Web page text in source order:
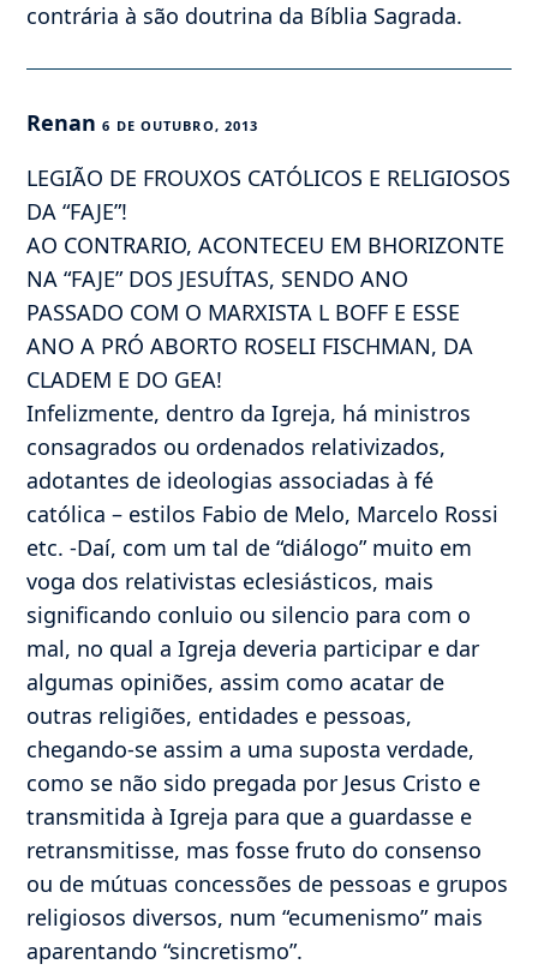
contrária à são doutrina da Bíblia Sagrada.
Renan6 DE OUTUBRO, 2013
LEGIÃO DE FROUXOS CATÓLICOS E RELIGIOSOS
DA “FAJE”!
AO CONTRARIO, ACONTECEU EM BHORIZONTE
NA “FAJE” DOS JESUÍTAS, SENDO ANO
PASSADO COM O MARXISTA L BOFF E ESSE
ANO A PRÓ ABORTO ROSELI FISCHMAN, DA
CLADEM E DO GEA!
Infelizmente, dentro da Igreja, há ministros
consagrados ou ordenados relativizados,
adotantes de ideologias associadas à fé
católica – estilos Fabio de Melo, Marcelo Rossi
etc. -Daí, com um tal de “diálogo” muito em
voga dos relativistas eclesiásticos, mais
significando conluio ou silencio para com o
mal, no qual a Igreja deveria participar e dar
algumas opiniões, assim como acatar de
outras religiões, entidades e pessoas,
chegando-se assim a uma suposta verdade,
como se não sido pregada por Jesus Cristo e
transmitida à Igreja para que a guardasse e
retransmitisse, mas fosse fruto do consenso
ou de mútuas concessões de pessoas e grupos
religiosos diversos, num “ecumenismo” mais
aparentando “sincretismo”.